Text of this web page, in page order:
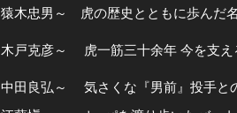
猿木忠男～ 虎の歴史とともに歩んだ
木戸克彦～ 虎一筋三十余年 今を支
中田良弘～ 気さくな『男前』投手